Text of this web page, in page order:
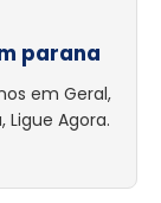
parana
em Geral,
Ligue Agora.